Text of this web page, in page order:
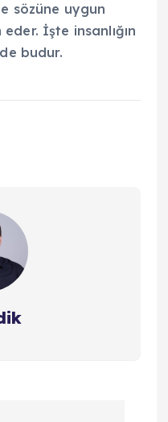
sözüne uygun
İşte insanlığın
budur.